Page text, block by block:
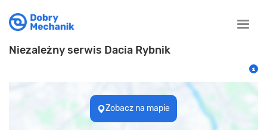
Toggle
Niezależny serwis Dacia Rybnik
Zobacz na mapie